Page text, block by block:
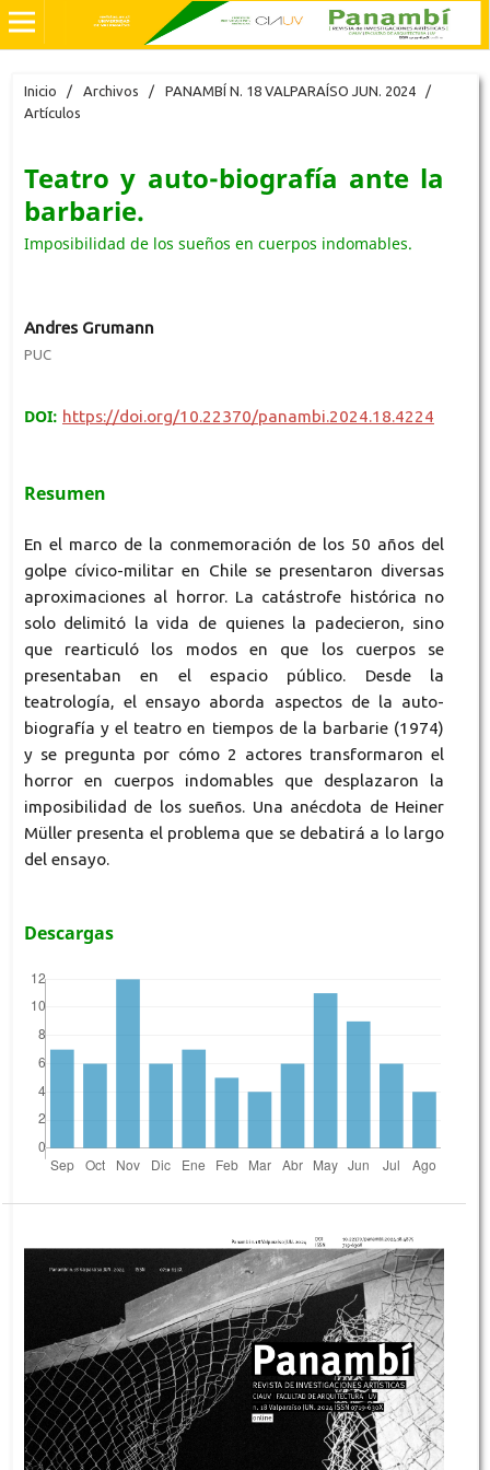
Inicio / Archivos / PANAMBÍ N. 18 VALPARAÍSO JUN. 2024
/
Artículos
Teatro y auto-biografía ante la
barbarie.
Imposibilidad de los sueños en cuerpos indomables.
Andres Grumann
PUC
DOI: https://doi.org/10.22370/panambi.2024.18.4224
Resumen
En el marco de la conmemoración de los 50 años del
golpe cívico-militar en Chile se presentaron diversas
aproximaciones al horror. La catástrofe histórica no
solo delimitó la vida de quienes la padecieron, sino
que rearticuló los modos en que los cuerpos se
presentaban en el espacio público. Desde la
teatrología, el ensayo aborda aspectos de la auto-
biografía y el teatro en tiempos de la barbarie (1974)
y se pregunta por cómo 2 actores transformaron el
horror en cuerpos indomables que desplazaron la
imposibilidad de los sueños. Una anécdota de Heiner
Müller presenta el problema que se debatirá a lo largo
del ensayo.
Descargas